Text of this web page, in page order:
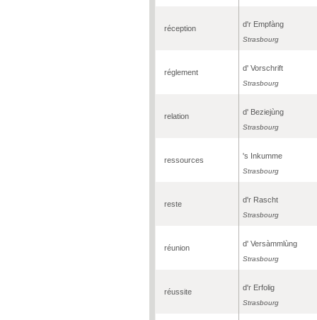
réception d'r Empfàng
Strasbourg
réglement d' Vorschrift
Strasbourg
relation d' Beziejùng
Strasbourg
ressources 's Inkumme
Strasbourg
reste d'r Rascht
Strasbourg
réunion d' Versàmmlùng
Strasbourg
réussite d'r Erfolig
Strasbourg